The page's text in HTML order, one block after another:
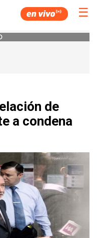
☰
de
a condena